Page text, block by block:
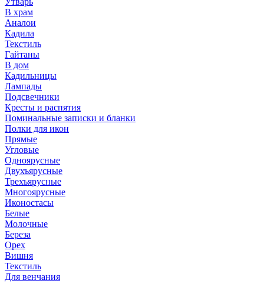
В храм
Аналои
Кадила
Текстиль
Гайтаны
В дом
Кадильницы
Лампады
Подсвечники
Кресты и распятия
Поминальные записки и бланки
Полки для икон
Прямые
Угловые
Одноярусные
Двухъярусные
Трехъярусные
Многоярусные
Иконостасы
Белые
Молочные
Береза
Орех
Вишня
Текстиль
Для венчания